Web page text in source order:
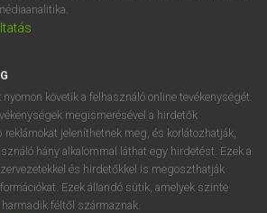
OOOOPS!
APPLIKÁCIÓ
OFFICE BŐVÍTMÉNY
SZÓTÁRMODUL
nyomon követik a felhasználó online tevékenységét.
megismerésével a hirdetők
reklámokat jeleníthetnek meg, és korlátozhatják,
hány alkalommal láthat egy hirdetést. Ezek a
és hirdetőkkel is megoszthatják
Ezek állandó sütik, amelyek szinte
féltől származnak.